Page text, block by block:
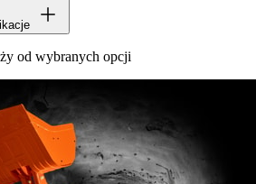
od wybranych opcji